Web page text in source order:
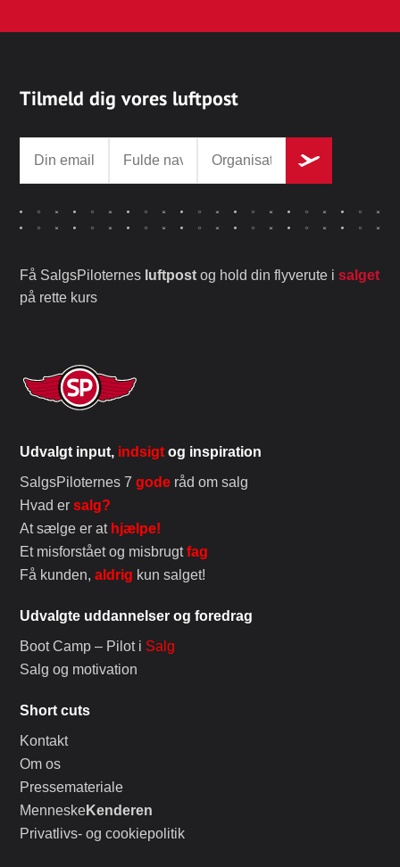
Tilmeld dig vores luftpost
Få SalgsPiloternes luftpost og hold din flyverute isalget
på rette kurs
Udvalgt input, indsigt og inspiration
SalgsPiloternes 7gode råd om salg
Hvad ersalg?
At sælge er at hjælpe!
Et misforstået og misbrugtfag
Få kunden,aldrig kun salget!
Udvalgte uddannelser og foredrag
Boot Camp – Pilot i Salg
Salg og motivation
Short cuts
Kontakt
Om os
Pressemateriale
MenneskeKenderen
Privatlivs- og cookiepolitik